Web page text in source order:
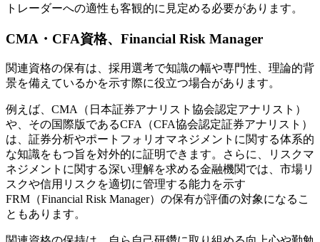
トレーダーへの適性も客観的に見定める必要があります。
CMA・CFA資格、Financial Risk Manager
関連資格の保有は、採用選考で知識の幅や専門性、理論的背
景を備えているかを示す際に役立つ場合があります。
例えば、CMA（日本証券アナリスト協会認定アナリスト）
や、その国際版であるCFA（CFA協会認定証券アナリスト）
は、証券分析やポートフォリオマネジメントに関する体系的
な知識をもつ旨を対外的に証明できます。さらに、リスクマ
ネジメントに関する深い理解を求める金融機関では、市場リ
スクや信用リスクを適切に管理する能力を示す
FRM（Financial Risk Manager）の保有が評価の対象になるこ
ともあります。